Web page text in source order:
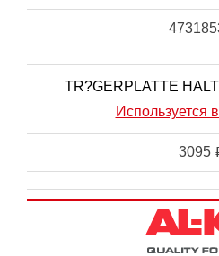
TR?GERPLATTE
Используется
3095